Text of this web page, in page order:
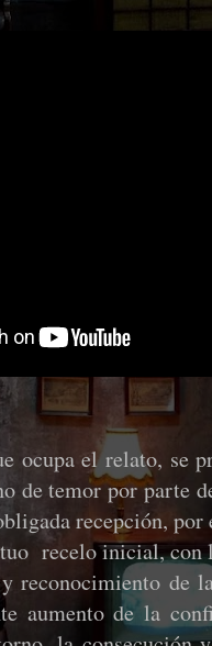
ocupa el relato, se
de temor por parte
recepción,
recelo inicial, con
reconocimiento de
aumento de la